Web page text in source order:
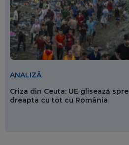
ANALIZĂ
Criza din Ceuta: UE glisează spre
dreapta cu tot cu România